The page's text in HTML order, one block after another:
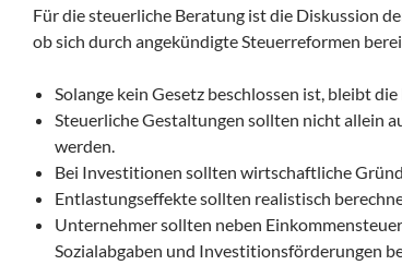
Für die steuerliche Beratung ist die Diskussion
ob sich durch angekündigte Steuerreformen
Solange kein Gesetz beschlossen ist, bleibt
Steuerliche Gestaltungen sollten nicht allein
werden.
Bei Investitionen sollten wirtschaftliche
Entlastungseffekte sollten realistisch
Unternehmer sollten neben
Sozialabgaben und Investitionsförderungen